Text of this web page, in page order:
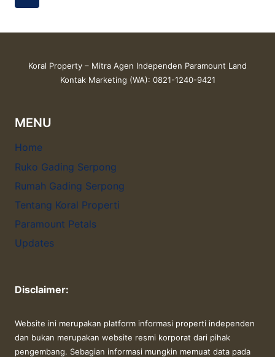
navigation
Koral Property – Mitra Agen Independen Paramount Land
Kontak Marketing (WA): 0821-1240-9421
MENU
Home
Ruko Gading Serpong
Rumah Gading Serpong
Tentang Koral Properti
Paramount Petals
Updates
Disclaimer:
Website ini merupakan platform informasi properti independen
dan bukan merupakan website resmi korporat dari pihak
pengembang. Sebagian informasi mungkin memuat data pada